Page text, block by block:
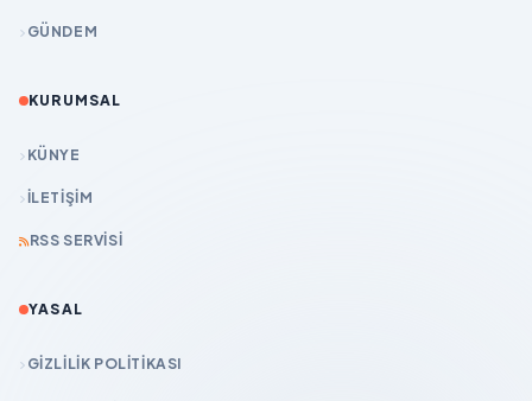
GÜNDEM
KURUMSAL
KÜNYE
İLETIŞIM
RSS SERVISI
YASAL
GIZLILIK POLITIKASI